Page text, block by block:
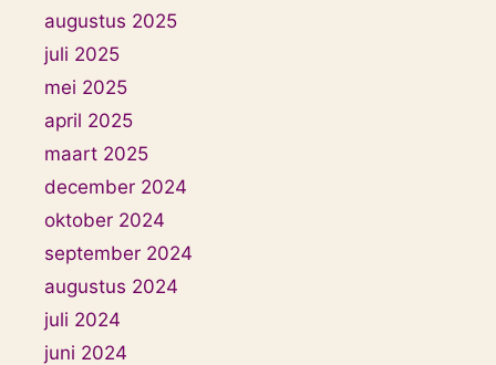
augustus 2025
juli 2025
mei 2025
april 2025
maart 2025
december 2024
oktober 2024
september 2024
augustus 2024
juli 2024
juni 2024